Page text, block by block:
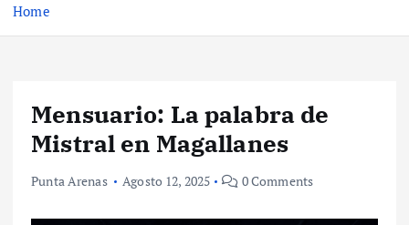
Home
Mensuario: La palabra de
Mistral en Magallanes
Punta Arenas Agosto 12, 2025 0 Comments